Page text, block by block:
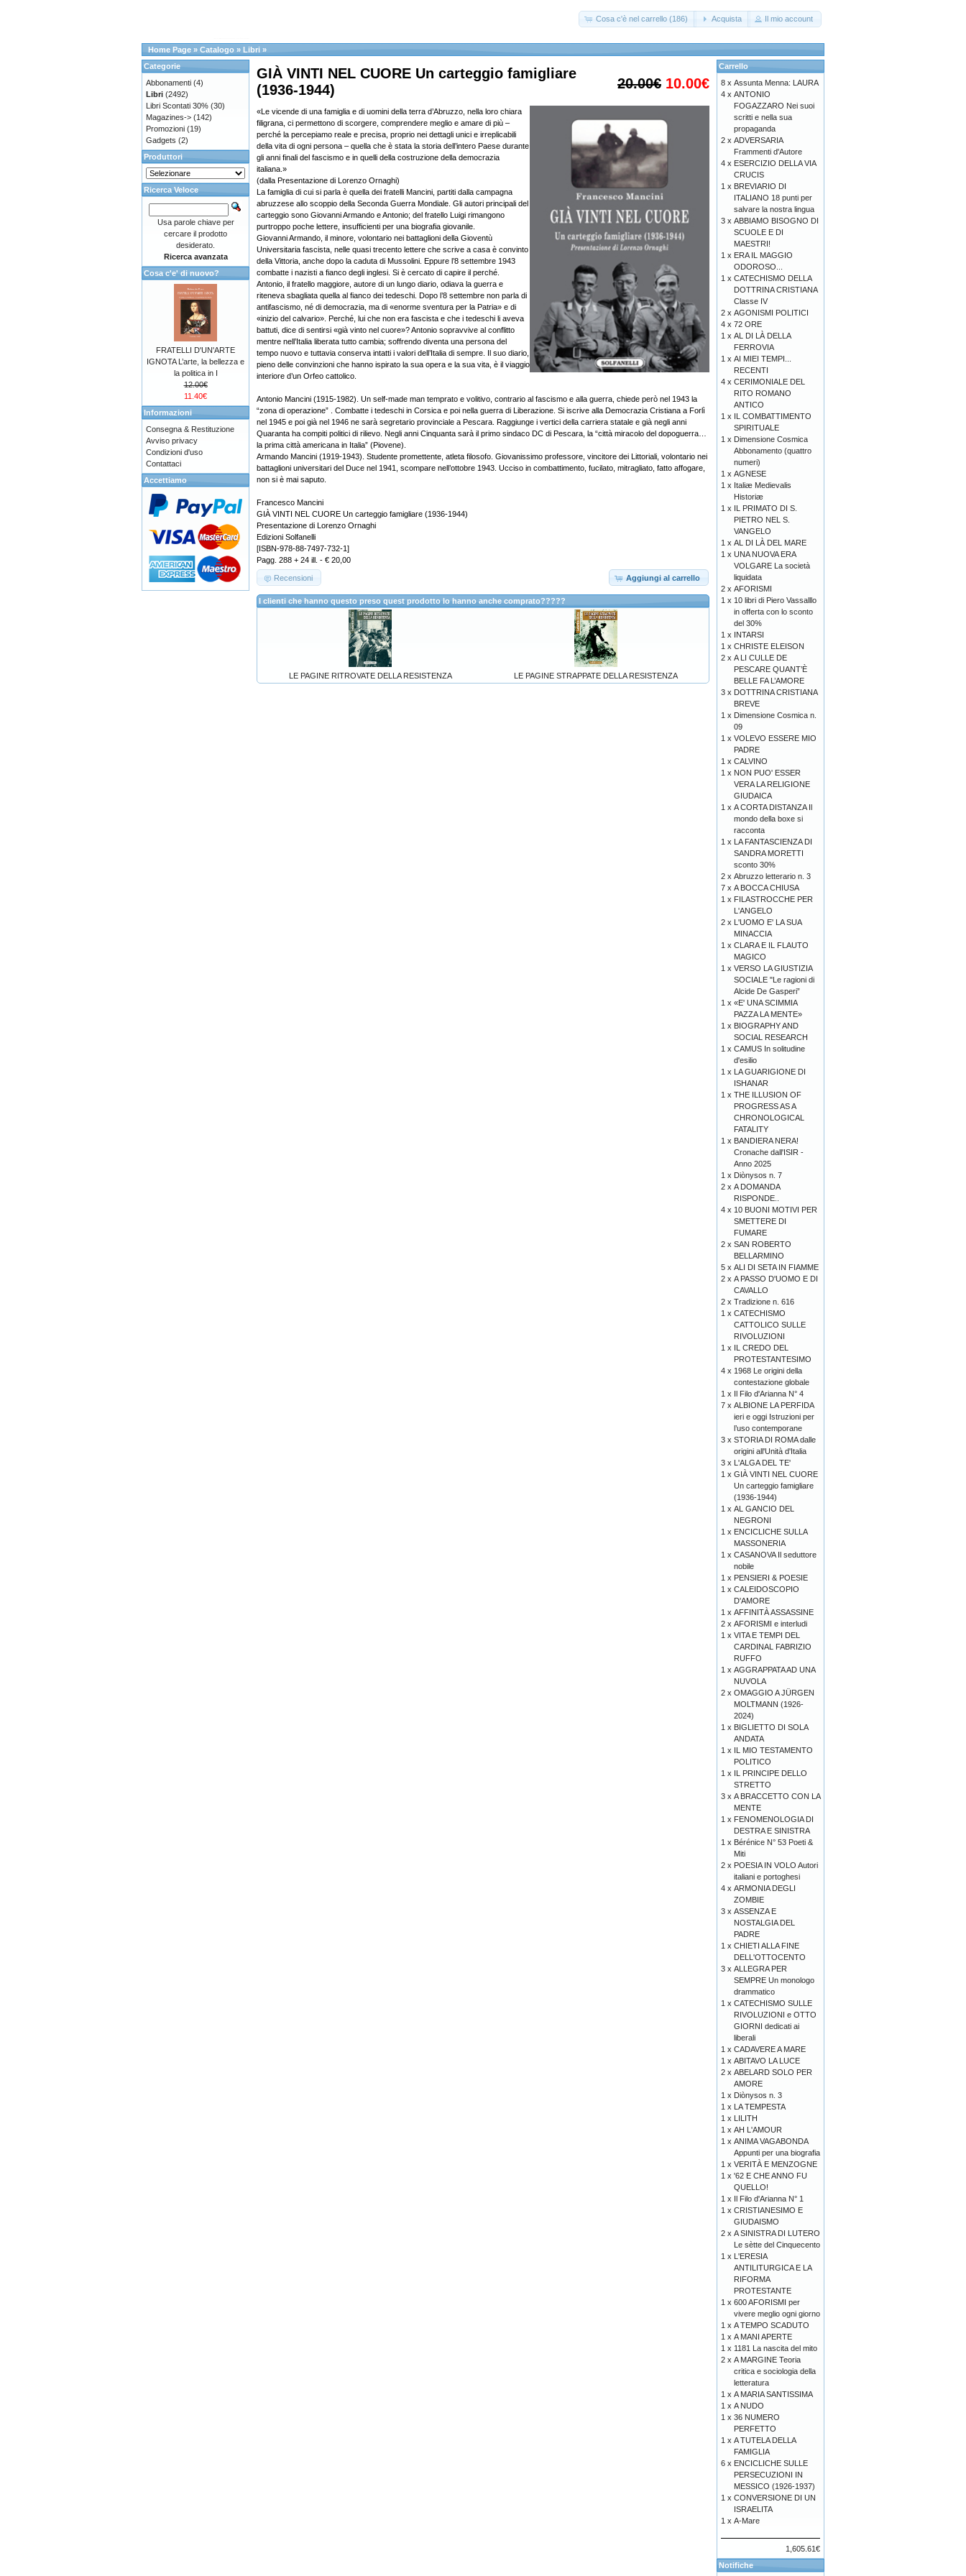
Cosa c'è nel carrello (186) Acquista Il mio account
Home Page » Catalogo » Libri »
20.00€ 10.00€
GIÀ VINTI NEL CUORE Un carteggio famigliare
(1936-1944)
«Le vicende di una famiglia e di uomini della terra d’Abruzzo, nella loro chiara
filigrana, ci permettono di scorgere, comprendere meglio e amare di più –
perché la percepiamo reale e precisa, proprio nei dettagli unici e irreplicabili
della vita di ogni persona – quella che è stata la storia dell’intero Paese durante
gli anni finali del fascismo e in quelli della costruzione della democrazia
italiana.»
(dalla Presentazione di Lorenzo Ornaghi)
La famiglia di cui si parla è quella dei fratelli Mancini, partiti dalla campagna
abruzzese allo scoppio della Seconda Guerra Mondiale. Gli autori principali del
carteggio sono Giovanni Armando e Antonio; del fratello Luigi rimangono
purtroppo poche lettere, insufficienti per una biografia giovanile.
Giovanni Armando, il minore, volontario nei battaglioni della Gioventù
Universitaria fascista, nelle quasi trecento lettere che scrive a casa è convinto
della Vittoria, anche dopo la caduta di Mussolini. Eppure l’8 settembre 1943
combatte i nazisti a fianco degli inglesi. Si è cercato di capire il perché.
Antonio, il fratello maggiore, autore di un lungo diario, odiava la guerra e
riteneva sbagliata quella al fianco dei tedeschi. Dopo l’8 settembre non parla di
antifascismo, né di democrazia, ma di «enorme sventura per la Patria» e di
«inizio del calvario». Perché, lui che non era fascista e che i tedeschi li aveva
battuti, dice di sentirsi «già vinto nel cuore»? Antonio sopravvive al conflitto
mentre nell’Italia liberata tutto cambia; soffrendo diventa una persona del
tempo nuovo e tuttavia conserva intatti i valori dell’Italia di sempre. Il suo diario,
pieno delle convinzioni che hanno ispirato la sua opera e la sua vita, è il viaggio
interiore d’un Orfeo cattolico.
Antonio Mancini (1915-1982). Un self-made man temprato e volitivo, contrario al fascismo e alla guerra, chiede però nel 1943 la
“zona di operazione” . Combatte i tedeschi in Corsica e poi nella guerra di Liberazione. Si iscrive alla Democrazia Cristiana a Forlì
nel 1945 e poi già nel 1946 ne sarà segretario provinciale a Pescara. Raggiunge i vertici della carriera statale e già negli anni
Quaranta ha compiti politici di rilievo. Negli anni Cinquanta sarà il primo sindaco DC di Pescara, la “città miracolo del dopoguerra…
la prima città americana in Italia” (Piovene).
Armando Mancini (1919-1943). Studente promettente, atleta filosofo. Giovanissimo professore, vincitore dei Littoriali, volontario nei
battaglioni universitari del Duce nel 1941, scompare nell’ottobre 1943. Ucciso in combattimento, fucilato, mitragliato, fatto affogare,
non si è mai saputo.
Francesco Mancini
GIÀ VINTI NEL CUORE Un carteggio famigliare (1936-1944)
Presentazione di Lorenzo Ornaghi
Edizioni Solfanelli
[ISBN-978-88-7497-732-1]
Pagg. 288 + 24 ill. - € 20,00
Aggiungi al carrello
Recensioni
I clienti che hanno questo preso quest prodotto lo hanno anche comprato?????
LE PAGINE RITROVATE DELLA RESISTENZA LE PAGINE STRAPPATE DELLA RESISTENZA
Categorie
Abbonamenti (4)
Libri (2492)
Libri Scontati 30% (30)
Magazines-> (142)
Promozioni (19)
Gadgets (2)
Produttori
Ricerca Veloce
Usa parole chiave per
cercare il prodotto
desiderato.
Ricerca avanzata
Cosa c'e' di nuovo?
FRATELLI D'UN'ARTE
IGNOTA L’arte, la bellezza e
la politica in I
12.00€
11.40€
Informazioni
Consegna & Restituzione
Avviso privacy
Condizioni d'uso
Contattaci
Accettiamo
Carrello
8 x Assunta Menna: LAURA
4 x ANTONIO
FOGAZZARO Nei suoi
scritti e nella sua
propaganda
2 x ADVERSARIA
Frammenti d'Autore
4 x ESERCIZIO DELLA VIA
CRUCIS
1 x BREVIARIO DI
ITALIANO 18 punti per
salvare la nostra lingua
3 x ABBIAMO BISOGNO DI
SCUOLE E DI
MAESTRI!
1 x ERA IL MAGGIO
ODOROSO...
1 x CATECHISMO DELLA
DOTTRINA CRISTIANA
Classe IV
2 x AGONISMI POLITICI
4 x 72 ORE
1 x AL DI LÀ DELLA
FERROVIA
1 x AI MIEI TEMPI...
RECENTI
4 x CERIMONIALE DEL
RITO ROMANO
ANTICO
1 x IL COMBATTIMENTO
SPIRITUALE
1 x Dimensione Cosmica
Abbonamento (quattro
numeri)
1 x AGNESE
1 x Italiæ Medievalis
Historiæ
1 x IL PRIMATO DI S.
PIETRO NEL S.
VANGELO
1 x AL DI LÀ DEL MARE
1 x UNA NUOVA ERA
VOLGARE La società
liquidata
2 x AFORISMI
1 x 10 libri di Piero Vassalllo
in offerta con lo sconto
del 30%
1 x INTARSI
1 x CHRISTE ELEISON
2 x A LI CULLE DE
PESCARE QUANT’È
BELLE FA L’AMORE
3 x DOTTRINA CRISTIANA
BREVE
1 x Dimensione Cosmica n.
09
1 x VOLEVO ESSERE MIO
PADRE
1 x CALVINO
1 x NON PUO' ESSER
VERA LA RELIGIONE
GIUDAICA
1 x A CORTA DISTANZA Il
mondo della boxe si
racconta
1 x LA FANTASCIENZA DI
SANDRA MORETTI
sconto 30%
2 x Abruzzo letterario n. 3
7 x A BOCCA CHIUSA
1 x FILASTROCCHE PER
L'ANGELO
2 x L'UOMO E' LA SUA
MINACCIA
1 x CLARA E IL FLAUTO
MAGICO
1 x VERSO LA GIUSTIZIA
SOCIALE "Le ragioni di
Alcide De Gasperi”
1 x «E' UNA SCIMMIA
PAZZA LA MENTE»
1 x BIOGRAPHY AND
SOCIAL RESEARCH
1 x CAMUS In solitudine
d'esilio
1 x LA GUARIGIONE DI
ISHANAR
1 x THE ILLUSION OF
PROGRESS AS A
CHRONOLOGICAL
FATALITY
1 x BANDIERA NERA!
Cronache dall'ISIR -
Anno 2025
1 x Diònysos n. 7
2 x A DOMANDA
RISPONDE..
4 x 10 BUONI MOTIVI PER
SMETTERE DI
FUMARE
2 x SAN ROBERTO
BELLARMINO
5 x ALI DI SETA IN FIAMME
2 x A PASSO D'UOMO E DI
CAVALLO
2 x Tradizione n. 616
1 x CATECHISMO
CATTOLICO SULLE
RIVOLUZIONI
1 x IL CREDO DEL
PROTESTANTESIMO
4 x 1968 Le origini della
contestazione globale
1 x Il Filo d'Arianna N° 4
7 x ALBIONE LA PERFIDA
ieri e oggi Istruzioni per
l’uso contemporane
3 x STORIA DI ROMA dalle
origini all'Unità d'Italia
3 x L'ALGA DEL TE'
1 x GIÀ VINTI NEL CUORE
Un carteggio famigliare
(1936-1944)
1 x AL GANCIO DEL
NEGRONI
1 x ENCICLICHE SULLA
MASSONERIA
1 x CASANOVA Il seduttore
nobile
1 x PENSIERI & POESIE
1 x CALEIDOSCOPIO
D'AMORE
1 x AFFINITÀ ASSASSINE
2 x AFORISMI e interludi
1 x VITA E TEMPI DEL
CARDINAL FABRIZIO
RUFFO
1 x AGGRAPPATA AD UNA
NUVOLA
2 x OMAGGIO A JÜRGEN
MOLTMANN (1926-
2024)
1 x BIGLIETTO DI SOLA
ANDATA
1 x IL MIO TESTAMENTO
POLITICO
1 x IL PRINCIPE DELLO
STRETTO
3 x A BRACCETTO CON LA
MENTE
1 x FENOMENOLOGIA DI
DESTRA E SINISTRA
1 x Bérénice N° 53 Poeti &
Miti
2 x POESIA IN VOLO Autori
italiani e portoghesi
4 x ARMONIA DEGLI
ZOMBIE
3 x ASSENZA E
NOSTALGIA DEL
PADRE
1 x CHIETI ALLA FINE
DELL'OTTOCENTO
3 x ALLEGRA PER
SEMPRE Un monologo
drammatico
1 x CATECHISMO SULLE
RIVOLUZIONI e OTTO
GIORNI dedicati ai
liberali
1 x CADAVERE A MARE
1 x ABITAVO LA LUCE
2 x ABELARD SOLO PER
AMORE
1 x Diònysos n. 3
1 x LA TEMPESTA
1 x LILITH
1 x AH L'AMOUR
1 x ANIMA VAGABONDA
Appunti per una biografia
1 x VERITÀ E MENZOGNE
1 x '62 E CHE ANNO FU
QUELLO!
1 x Il Filo d'Arianna N° 1
1 x CRISTIANESIMO E
GIUDAISMO
2 x A SINISTRA DI LUTERO
Le sètte del Cinquecento
1 x L'ERESIA
ANTILITURGICA E LA
RIFORMA
PROTESTANTE
1 x 600 AFORISMI per
vivere meglio ogni giorno
1 x A TEMPO SCADUTO
1 x A MANI APERTE
1 x 1181 La nascita del mito
2 x A MARGINE Teoria
critica e sociologia della
letteratura
1 x A MARIA SANTISSIMA
1 x A NUDO
1 x 36 NUMERO
PERFETTO
1 x A TUTELA DELLA
FAMIGLIA
6 x ENCICLICHE SULLE
PERSECUZIONI IN
MESSICO (1926-1937)
1 x CONVERSIONE DI UN
ISRAELITA
1 x A-Mare
1,605.61€
Notifiche